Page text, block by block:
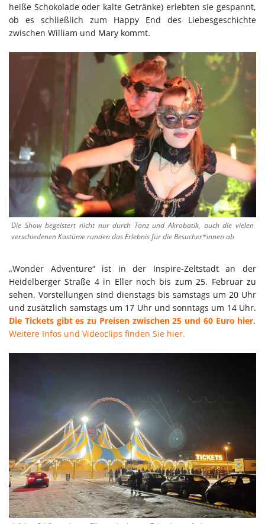
heiße Schokolade oder kalte Getränke) erlebten sie gespannt,
ob es schließlich zum Happy End des Liebesgeschichte
zwischen William und Mary kommt.
Die Show begeistert nicht nur durch Tanz und Akrobatik, auch die vielen
verschiedenen Kostüme runden das Erlebnis für die Besucher*innen ab
„Wonder Adventure“ ist in der Inspire-Zeltstadt an der
Heidelberger Straße 4 in Eller noch bis zum 25. Februar zu
sehen. Vorstellungen sind dienstags bis samstags um 20 Uhr
und zusätzlich samstags um 17 Uhr und sonntags um 14 Uhr.
Die Tickets gibt es zu Preisen zwischen 25 und 60 Euro hier.
Weitere Infos und Videoclips finden Sie hier.